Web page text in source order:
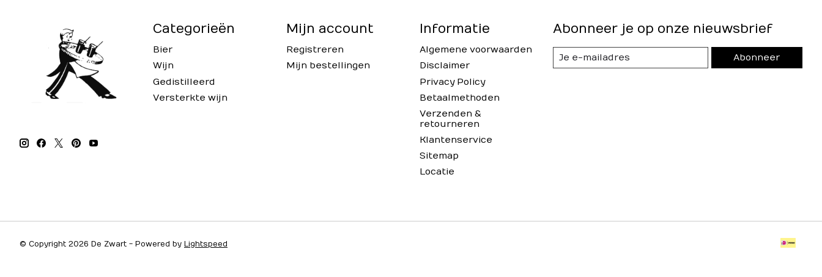
Categorieën
Bier
Wijn
Gedistilleerd
Versterkte wijn
Mijn account
Registreren
Mijn bestellingen
Informatie
Algemene voorwaarden
Disclaimer
Privacy Policy
Betaalmethoden
Verzenden &
retourneren
Klantenservice
Sitemap
Locatie
Abonneer je op onze nieuwsbrief
Abonneer
© Copyright 2026 De Zwart - Powered by Lightspeed